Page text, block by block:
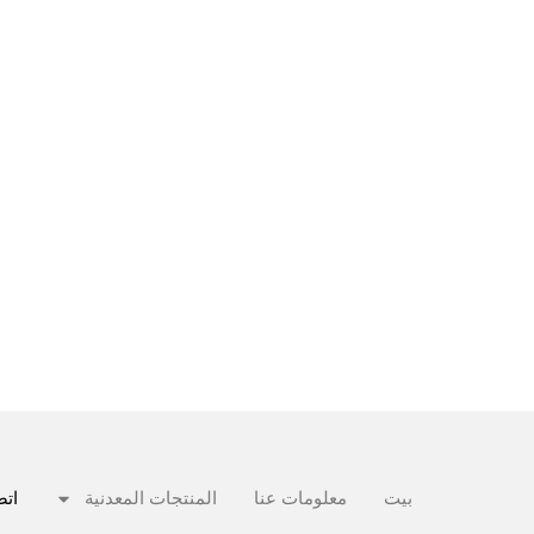
بيت معلومات عنا المنتجات المعدنية